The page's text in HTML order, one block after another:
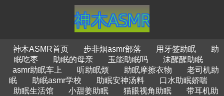
神木ASMR首页 步非烟asmr部落 用牙签助眠
助
眠吃枣
助眠的母亲 玉能助眠吗
沫醒醒助眠
asmr助眠车上
听助眠烦 助眠摩擦衣物
老司机助
眠
助眠asmr学校 助眠安神汤料
口水助眠娇喘
助眠生活馆
小甜姜助眠 猫眼视角助眠
带耳机助